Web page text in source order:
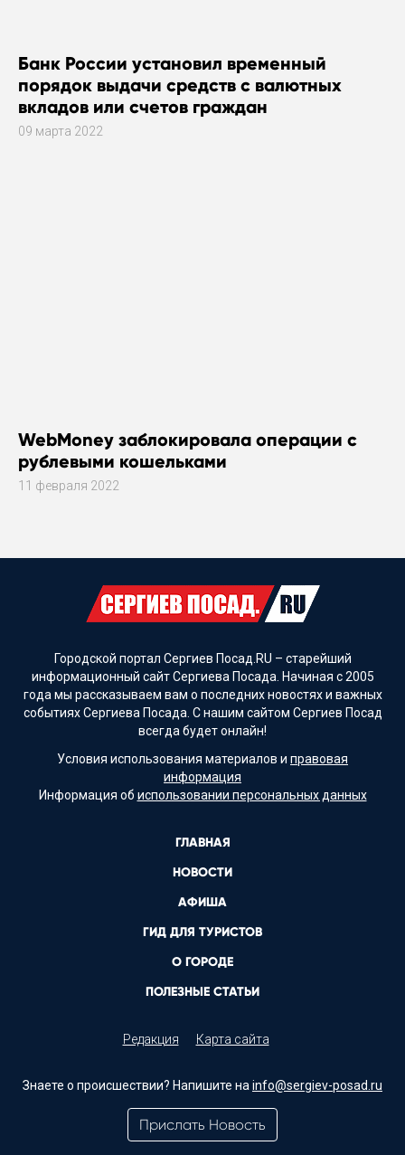
Банк России установил временный
порядок выдачи средств с валютных
вкладов или счетов граждан
09 марта 2022
WebMoney заблокировала операции с
рублевыми кошельками
11 февраля 2022
Городской портал Сергиев Посад.RU – старейший
информационный сайт Сергиева Посада. Начиная с 2005
года мы рассказываем вам о последних новостях и важных
событиях Сергиева Посада. С нашим сайтом Сергиев Посад
всегда будет онлайн!
Условия использования материалов и правовая
информация
Информация об использовании персональных данных
ГЛАВНАЯ
НОВОСТИ
АФИША
ГИД ДЛЯ ТУРИСТОВ
О ГОРОДЕ
ПОЛЕЗНЫЕ СТАТЬИ
Редакция Карта сайта
Знаете о происшествии? Напишите на info@sergiev-posad.ru
Прислать Новость